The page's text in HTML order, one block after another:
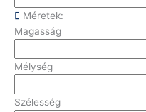
Méretek:
Magasság
Mélység
Szélesség